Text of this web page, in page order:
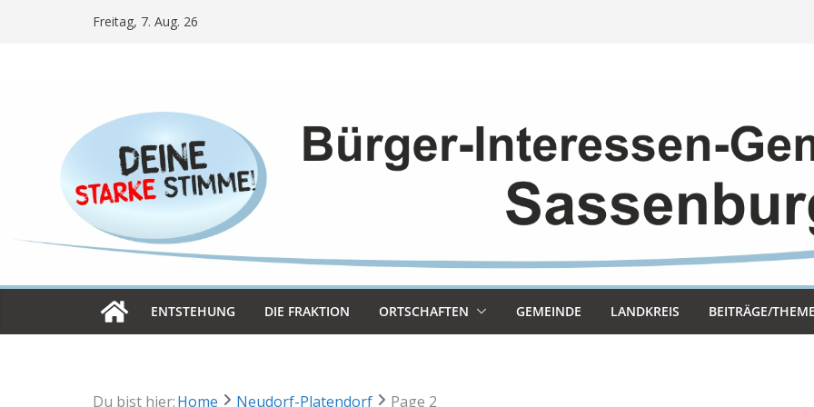
Freitag, 7. Aug. 26
ENT­STE­HUNG DIE FRAK­TION ORT­SCHAF­TEN GEMEINDE LAND­KREIS BEITRÄGE/
Du bist hier:Home Neudorf-Platendorf Page 2